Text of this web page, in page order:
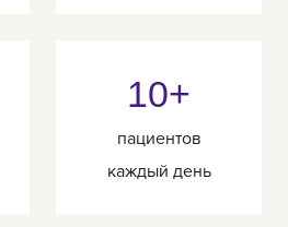
10+
пациентов
каждый день